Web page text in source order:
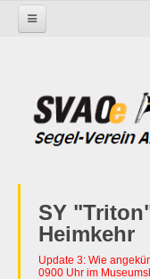
SY
Heimkehr
Update 3: Wie
0900 Uhr im